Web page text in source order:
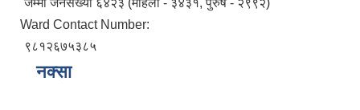
जम्मा जनसंख्या ६४२३ (महिला - ३४३१, पुरुष - २९९२)
Ward Contact Number:
९८१२६७५३८५
नक्सा